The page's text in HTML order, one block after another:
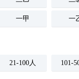
一甲 一
21-100人 101-